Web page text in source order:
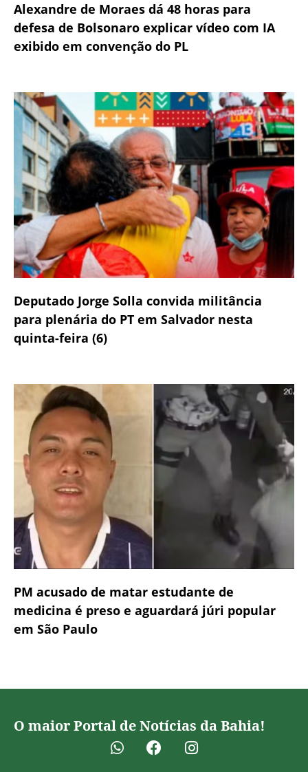
Alexandre de Moraes dá 48 horas para
defesa de Bolsonaro explicar vídeo com IA
exibido em convenção do PL
Deputado Jorge Solla convida militância
para plenária do PT em Salvador nesta
quinta-feira (6)
PM acusado de matar estudante de
medicina é preso e aguardará júri popular
em São Paulo
O maior Portal de Notícias da Bahia!